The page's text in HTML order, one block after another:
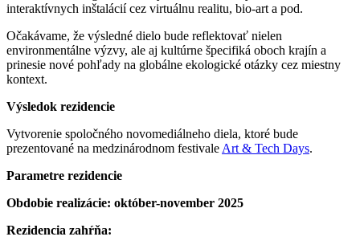
interaktívnych inštalácií cez virtuálnu realitu, bio-art a pod.
Očakávame, že výsledné dielo bude reflektovať nielen
environmentálne výzvy, ale aj kultúrne špecifiká oboch krajín a
prinesie nové pohľady na globálne ekologické otázky cez miestny
kontext.
Výsledok rezidencie
Vytvorenie spoločného novomediálneho diela, ktoré bude
prezentované na medzinárodnom festivale Art & Tech Days.
Parametre rezidencie
Obdobie realizácie: október-november 2025
Rezidencia zahŕňa: